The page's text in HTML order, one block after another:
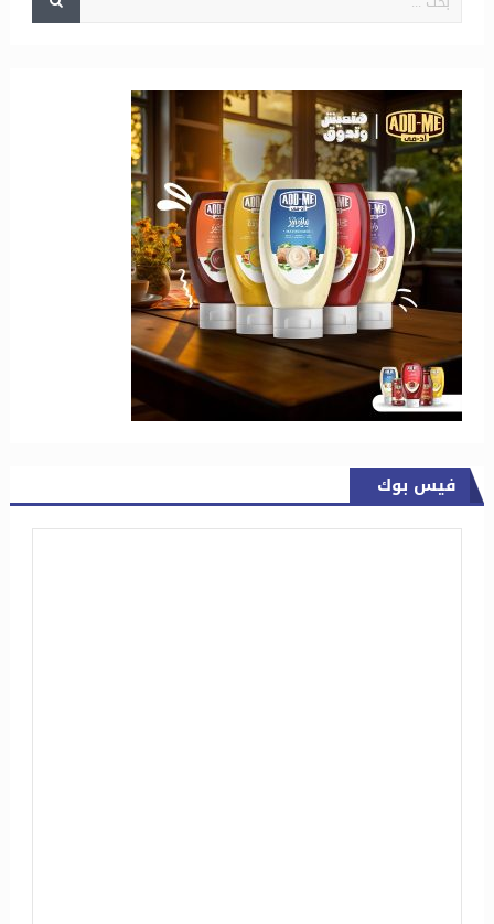
فيس بوك